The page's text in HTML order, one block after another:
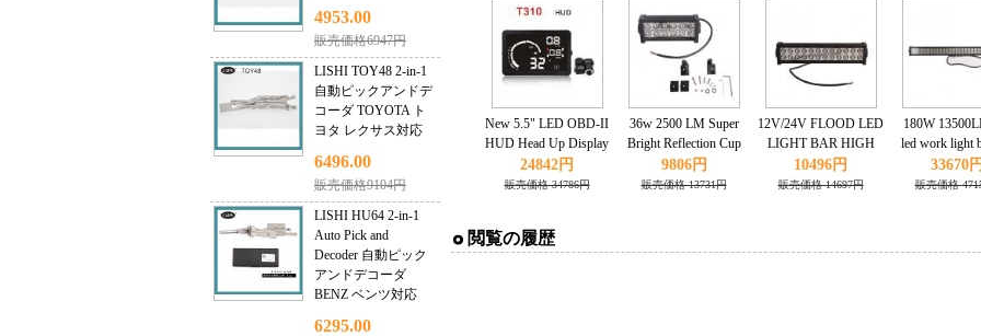
4953.00
販売価格6947円
LISHI TOY48 2-in-1
自動ピックアンドデ
コーダ TOYOTA ト
ヨタ レクサス対応
6496.00
販売価格9104円
LISHI HU64 2-in-1
Auto Pick and
Decoder 自動ピック
アンドデコーダ
BENZ ベンツ対応
6295.00
New 5.5" LED OBD-II
HUD Head Up Display
Over Speeding
warning/speed/Km
indicator
24842円
販売価格 34786円
36w 2500 LM Super
Bright Reflection Cup
Led Work Light Bar
OFFROAD JEEP 12V
9806円
販売価格 13731円
12V/24V FLOOD LED
LIGHT BAR HIGH
POWER ALLOY
WORK LIGHT 4WD
10496円
販売価格 14697円
180W
led work light
off road Jeep
UTE Mine
33670円
販売価格
閲覧の履歴